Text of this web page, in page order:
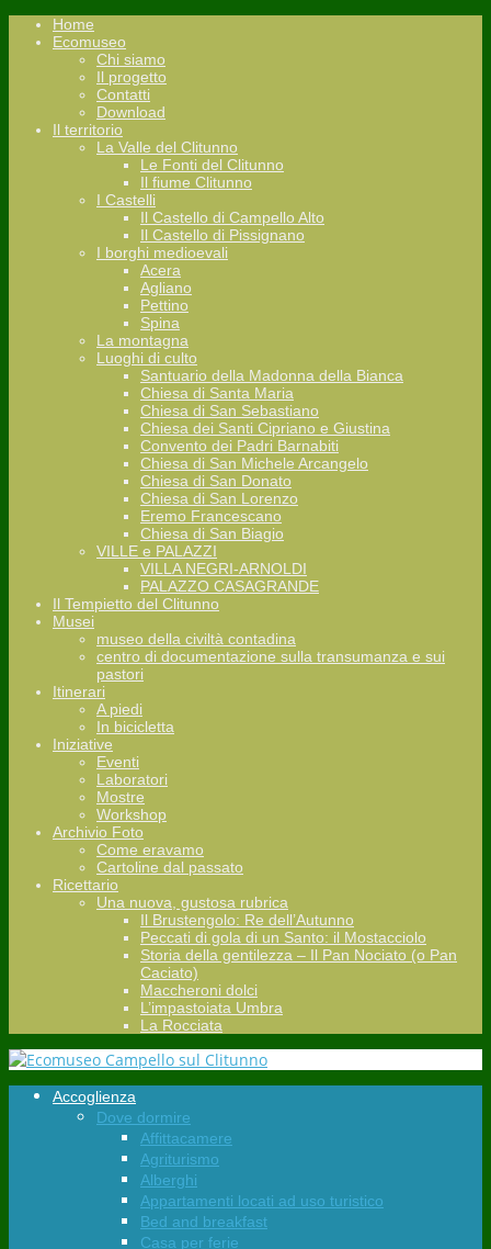
Home
Ecomuseo
Chi siamo
Il progetto
Contatti
Download
Il territorio
La Valle del Clitunno
Le Fonti del Clitunno
Il fiume Clitunno
I Castelli
Il Castello di Campello Alto
Il Castello di Pissignano
I borghi medioevali
Acera
Agliano
Pettino
Spina
La montagna
Luoghi di culto
Santuario della Madonna della Bianca
Chiesa di Santa Maria
Chiesa di San Sebastiano
Chiesa dei Santi Cipriano e Giustina
Convento dei Padri Barnabiti
Chiesa di San Michele Arcangelo
Chiesa di San Donato
Chiesa di San Lorenzo
Eremo Francescano
Chiesa di San Biagio
VILLE e PALAZZI
VILLA NEGRI-ARNOLDI
PALAZZO CASAGRANDE
Il Tempietto del Clitunno
Musei
museo della civiltà contadina
centro di documentazione sulla transumanza e sui
pastori
Itinerari
A piedi
In bicicletta
Iniziative
Eventi
Laboratori
Mostre
Workshop
Archivio Foto
Come eravamo
Cartoline dal passato
Ricettario
Una nuova, gustosa rubrica
Il Brustengolo: Re dell’Autunno
Peccati di gola di un Santo: il Mostacciolo
Storia della gentilezza – Il Pan Nociato (o Pan
Caciato)
Maccheroni dolci
L’impastoiata Umbra
La Rocciata
Accoglienza
Dove dormire
Affittacamere
Agriturismo
Alberghi
Appartamenti locati ad uso turistico
Bed and breakfast
Casa per ferie